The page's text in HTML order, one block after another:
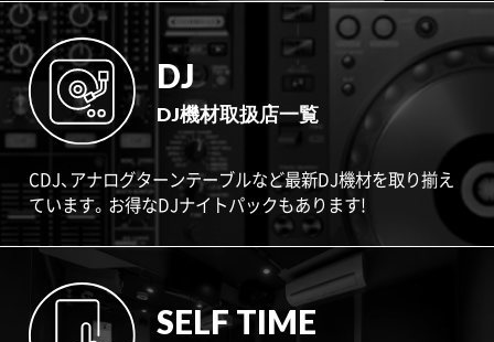
DJ
DJ機材取扱店一覧
CDJ、アナログターンテーブルなど最新DJ機材を取り揃え
ています。お得なDJナイトパックもあります!
SELF TIME